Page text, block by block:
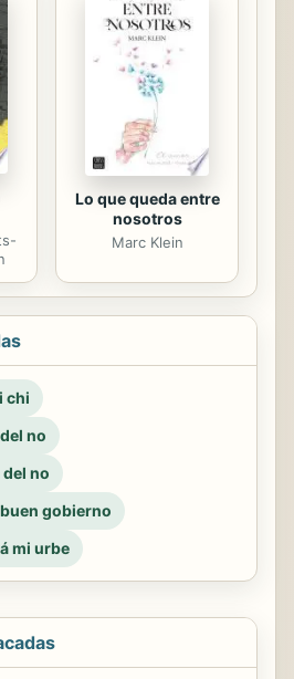
Lo que queda entre
chi
no
no
gobierno